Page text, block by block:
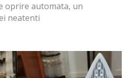
oprire automata, un
neatenti